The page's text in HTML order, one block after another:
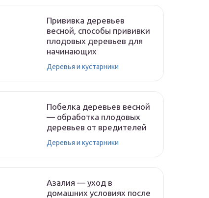
Прививка деревьев
весной, способы прививки
плодовых деревьев для
начинающих
Деревья и кустарники
Побелка деревьев весной
— обработка плодовых
деревьев от вредителей
Деревья и кустарники
Азалия — уход в
домашних условиях после